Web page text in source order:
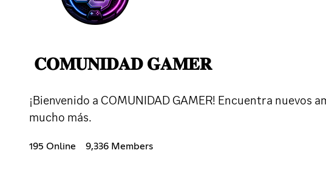
𝐂𝐎𝐌𝐔𝐍𝐈𝐃𝐀𝐃 𝐆𝐀𝐌𝐄𝐑
¡Bienvenido a COMUNIDAD GAMER! Encuentra
mucho más.
195 Online 9,336 Members